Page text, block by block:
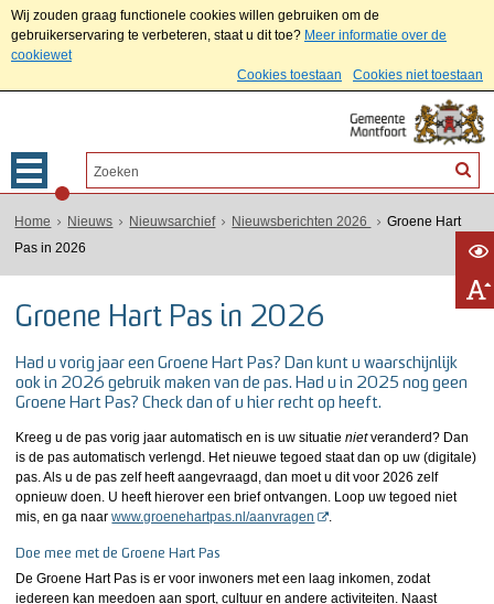
Wij zouden graag functionele cookies willen gebruiken om de
gebruikerservaring te verbeteren, staat u dit toe? Meer informatie over de
cookiewet
Cookies toestaan
Cookies niet toestaan
Home Nieuws Nieuwsarchief Nieuwsberichten 2026
Groene Hart
Pas in 2026
Groene Hart Pas in 2026
Had u vorig jaar een Groene Hart Pas? Dan kunt u waarschijnlijk
ook in 2026 gebruik maken van de pas. Had u in 2025 nog geen
Groene Hart Pas? Check dan of u hier recht op heeft.
Kreeg u de pas vorig jaar automatisch en is uw situatienietveranderd? Dan
is de pas automatisch verlengd. Het nieuwe tegoed staat dan op uw (digitale)
pas. Als u de pas zelf heeft aangevraagd, dan moet u dit voor 2026 zelf
opnieuw doen. U heeft hierover een brief ontvangen. Loop uw tegoed niet
mis, en ga naarwww.groenehartpas.nl/aanvragen .
Doe mee met de Groene Hart Pas
De Groene Hart Pas is er voor inwoners met een laag inkomen, zodat
iedereen kan meedoen aan sport, cultuur en andere activiteiten. Naast